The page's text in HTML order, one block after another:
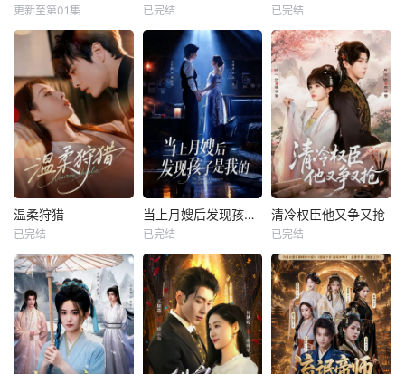
更新至第01集 已完结 已完结
温柔狩猎
已完结
当上月嫂后发现孩子是我的
已完结
清冷权臣他又争又抢
已完结